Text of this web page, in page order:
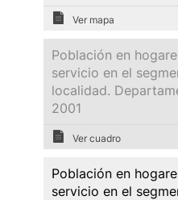
Ver mapa
Población en
servicio en el
localidad.
2001
Ver cuadro
Población en
servicio en el